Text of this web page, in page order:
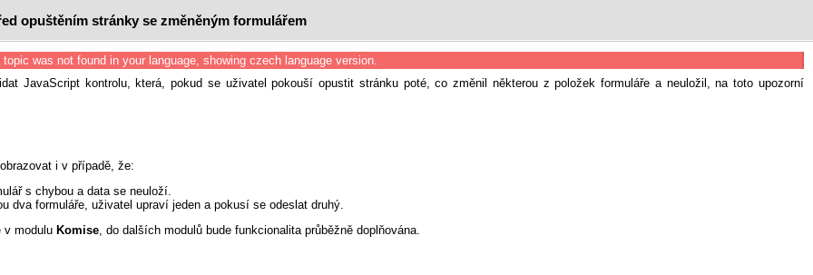
opuštěním stránky se změněným formulářem
was not found in your language, showing czech language version.
JavaScript kontrolu, která, pokud se uživatel pokouší opustit stránku poté, co změnil některou z položek formuláře a neuložil, na toto upozorní
i v případě, že:
s chybou a data se neuloží.
dva formuláře, uživatel upraví jeden a pokusí se odeslat druhý.
v modulu Komise , do dalších modulů bude funkcionalita průběžně doplňována.